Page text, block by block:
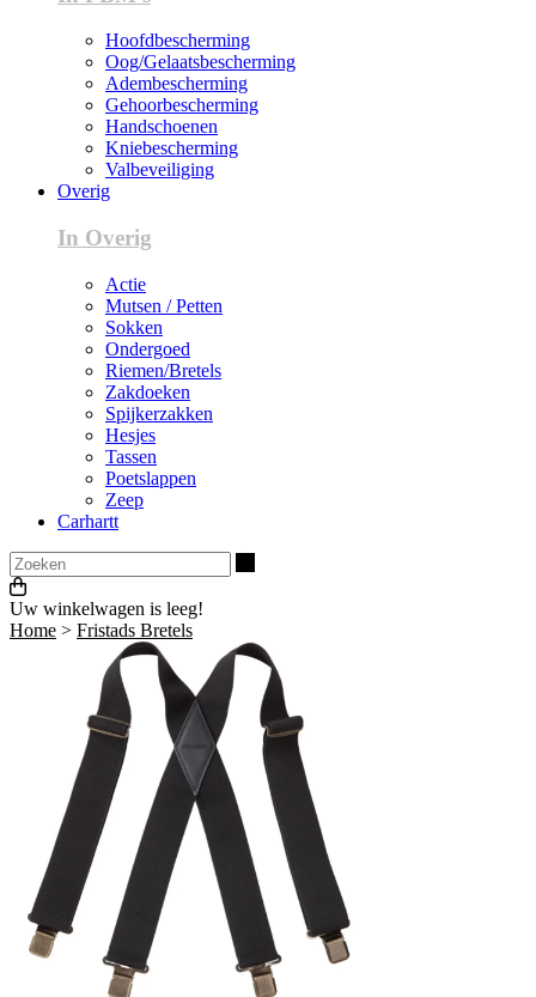
Hoofdbescherming
Oog/Gelaatsbescherming
Adembescherming
Gehoorbescherming
Handschoenen
Kniebescherming
Valbeveiliging
Overig
In Overig
Actie
Mutsen / Petten
Sokken
Ondergoed
Riemen/Bretels
Zakdoeken
Spijkerzakken
Hesjes
Tassen
Poetslappen
Zeep
Carhartt
Uw winkelwagen is leeg!
Home > Fristads Bretels